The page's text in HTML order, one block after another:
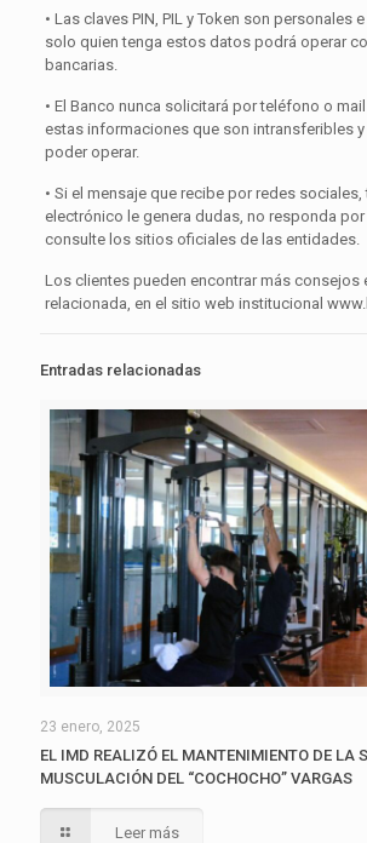
• Las claves PIN, PIL y Token son personales
solo quien tenga estos datos podrá operar
bancarias.
• El Banco nunca solicitará por teléfono o
estas informaciones que son intransferibles
poder operar.
• Si el mensaje que recibe por redes
electrónico le genera dudas, no responda
consulte los sitios oficiales de las entidades.
Los clientes pueden encontrar más consejos
relacionada, en el sitio web institucional
Entradas relacionadas
23 enero, 2025
EL IMD REALIZÓ EL MANTENIMIENTO DE LA
MUSCULACIÓN DEL “COCHOCHO” VARGAS
Leer más